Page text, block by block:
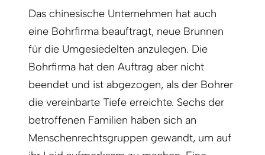
Das chinesische Unternehmen hat auch
eine Bohrfirma beauftragt, neue Brunnen
für die Umgesiedelten anzulegen. Die
Bohrfirma hat den Auftrag aber nicht
beendet und ist abgezogen, als der Bohrer
die vereinbarte Tiefe erreichte. Sechs der
betroffenen Familien haben sich an
Menschenrechtsgruppen gewandt, um auf